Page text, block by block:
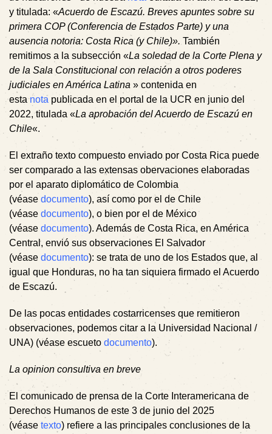
y titulada: «Acuerdo de Escazú. Breves apuntes sobre su
primera COP (Conferencia de Estados Parte) y una
ausencia notoria: Costa Rica (y Chile)». También
remitimos a la subsección «La soledad de la Corte Plena y
de la Sala Constitucional con relación a otros poderes
judiciales en América Latina » contenida en
estanota publicada en el portal de la UCR en junio del
2022, titulada «La aprobación del Acuerdo de Escazú en
Chile«.
El extraño texto compuesto enviado por Costa Rica puede
ser comparado a las extensas obervaciones elaboradas
por el aparato diplomático de Colombia
(véase documento), así como por el de Chile
(véase documento), o bien por el de México
(véase documento). Además de Costa Rica, en América
Central, envió sus observaciones El Salvador
(véase documento): se trata de uno de los Estados que, al
igual que Honduras, no ha tan siquiera firmado el Acuerdo
de Escazú.
De las pocas entidades costarricenses que remitieron
observaciones, podemos citar a la Universidad Nacional /
UNA) (véase escueto documento).
La opinion consultiva en breve
El comunicado de prensa de la Corte Interamericana de
Derechos Humanos de este 3 de junio del 2025
(véase texto) refiere a las principales conclusiones de la